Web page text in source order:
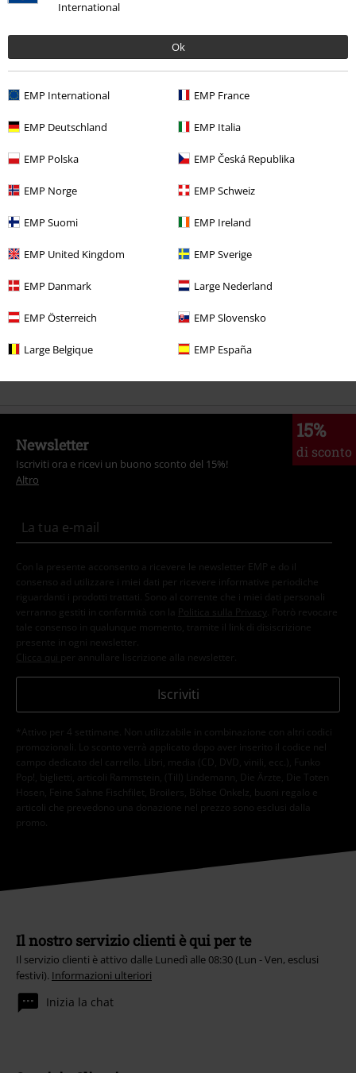
International
Ok
EMP International EMP France
EMP Deutschland EMP Italia
EMP Polska EMP Česká Republika
EMP Norge EMP Schweiz
EMP Suomi EMP Ireland
EMP United Kingdom EMP Sverige
EMP Danmark Large Nederland
EMP Österreich EMP Slovensko
Large Belgique EMP España
19,99 €
Altre Categorie. Altre Scelte.
Novità Abbigliamento T-shirt & top T-shirt
Uomo Abbigliamento T-shirt & Top T-shirt
Marchi di abbigliamento Abbigliamento T-shirt & top
15%
di sconto
Newsletter
Iscriviti ora e ricevi un buono sconto del 15%!
Altro
Con la presente acconsento a ricevere le newsletter EMP e do il
consenso ad utilizzare i miei dati per ricevere informative periodiche
riguardanti i prodotti trattati. Sono al corrente che i miei dati personali
verranno gestiti in conformità con la
Politica sulla Privacy
. Potrò revocare
tale consenso in qualunque momento, tramite il link di disiscrizione
presente in ogni newsletter.
Clicca qui per annullare liscrizione alla newsletter.
Iscriviti
*Attivo per 4 settimane. Non utilizzabile in combinazione con altri codici
promozionali. Lo sconto verrà applicato dopo aver inserito il codice nel
campo dedicato del carrello. Libri, media (CD, DVD, vinili, ecc.), Funko
Pop!, biglietti, articoli Rammstein, (Till) Lindemann, Die Ärzte, Die Toten
Hosen, Feine Sahne Fischfilet, Broilers, Böhse Onkelz, buoni regalo e
articoli che prevedono una donazione nel prezzo sono esclusi dalla
promo.
Il nostro servizio clienti è qui per te
Il servizio clienti è attivo dalle Lunedì alle 08:30 (Lun - Ven, esclusi
festivi). Informazioni ulteriori
Inizia la chat